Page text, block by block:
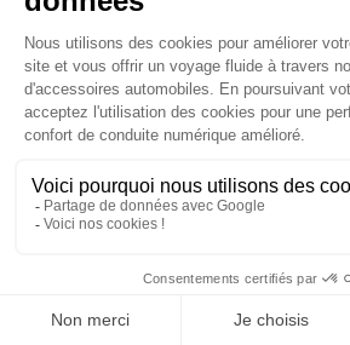
Pompe diesel BMW
Allumage / Préchauffage BMW
Bobines d'allumage BMW
Boitier de préchauffage BMW
Bougie de préchauffage BMW
Amortisseurs BMW
Amortisseur de vibrations BMW
Kit de réparation amortisseur BMW